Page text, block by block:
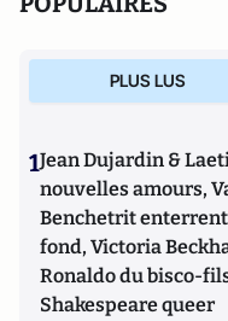
PLUS LUS
1Jean Dujardin &
nouvelles amours,
Benchetrit
fond, Victoria
Ronaldo du bisco-
Shakespeare queer